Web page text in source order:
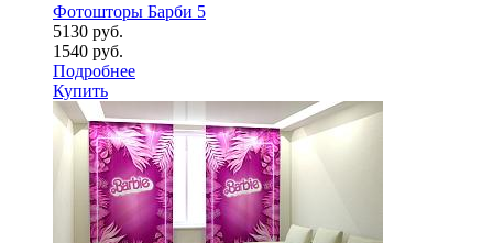
Фотошторы Барби 5
5130 руб.
1540 руб.
Подробнее
Купить